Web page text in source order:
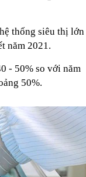
thống siêu thị lớn
năm 2021.
- 50% so với năm
50%.